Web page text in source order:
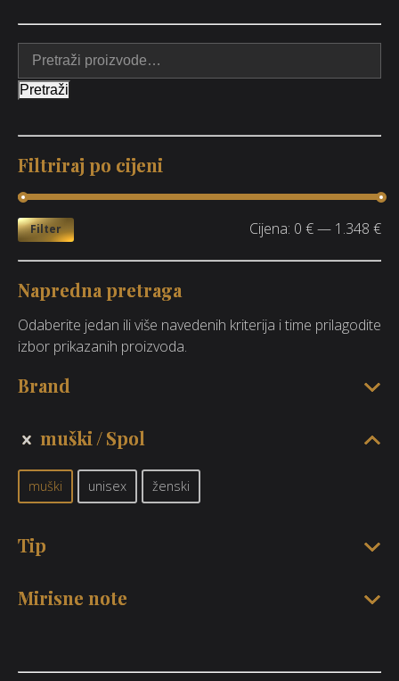
Pretraži
Filtriraj po cijeni
Filter Cijena: 0 €— 1.348 €
Napredna pretraga
Odaberite jedan ili više navedenih kriterija i time prilagodite
izbor prikazanih proizvoda.
Brand
muški Spol
muški unisex ženski
Tip
Mirisne note